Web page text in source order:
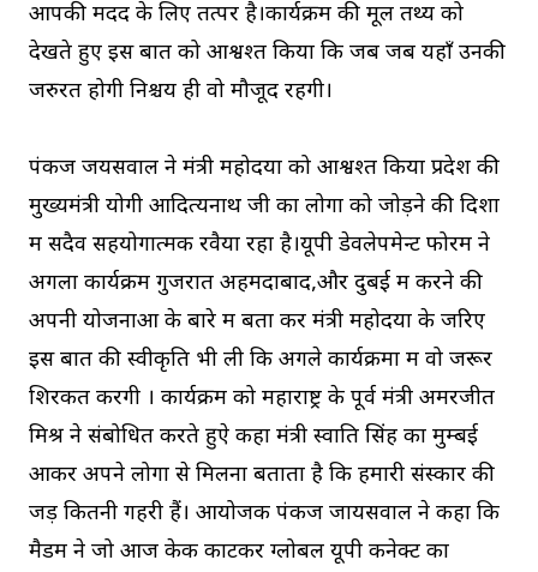
आपकी मदद के लिए तत्पर है।कार्यक्रम की मूल तथ्य को
देखते हुए इस बात को आश्वश्त किया कि जब जब यहाँ उनकी
जरुरत होगी निश्चय ही वो मौजूद रहेंगी।
पंकज जयसवाल ने मंत्री महोदया को आश्वश्त किया प्रदेश की
मुख्यमंत्री योगी आदित्यनाथ जी का लोगों को जोड़ने की दिशा
में सदैव सहयोगात्मक रवैया रहा है।यूपी डेवलेपमेन्ट फोरम ने
अगला कार्यक्रम गुजरात अहमदाबाद,और दुबई में करने की
अपनी योजनाओं के बारे में बता कर मंत्री महोदया के जरिए
इस बात की स्वीकृति भी ली कि अगले कार्यक्रमों में वो जरूर
शिरकत करेंगी । कार्यक्रम को महाराष्ट्र के पूर्व मंत्री अमरजीत
मिश्र ने संबोधित करते हुऐ कहा मंत्री स्वाति सिंह का मुम्बई
आकर अपने लोगों से मिलना बताता है कि हमारी संस्कार की
जड़ें कितनी गहरी हैं। आयोजक पंकज जायसवाल ने कहा कि
मैडम ने जो आज केक काटकर ग्लोबल यूपी कनेक्ट का